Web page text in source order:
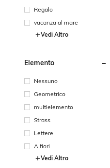
Regalo
vacanza al mare
Vedi Altro
Elemento
Nessuno
Geometrico
multielemento
Strass
Lettere
A fiori
Vedi Altro